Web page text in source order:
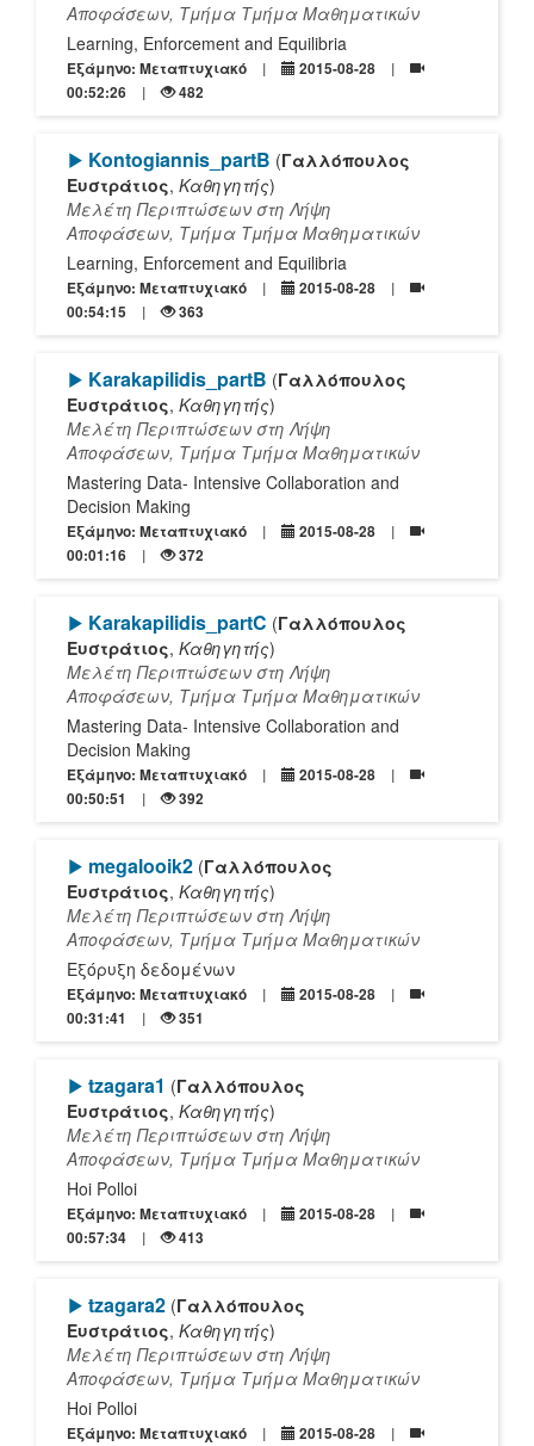
Αποφάσεων, Τμήμα Τμήμα Μαθηματικών
Learning, Enforcement and Equilibria
Εξάμηνο: Μεταπτυχιακό
2015-08-28
00:52:26
482
[Play]
Kontogiannis_partB (Γαλλόπουλος
Ευστράτιος, Καθηγητής)
Μελέτη Περιπτώσεων στη Λήψη
Αποφάσεων, Τμήμα Τμήμα Μαθηματικών
Learning, Enforcement and Equilibria
Εξάμηνο: Μεταπτυχιακό
2015-08-28
00:54:15
363
[Play]
Karakapilidis_partΒ (Γαλλόπουλος
Ευστράτιος, Καθηγητής)
Μελέτη Περιπτώσεων στη Λήψη
Αποφάσεων, Τμήμα Τμήμα Μαθηματικών
Mastering Data- Intensive Collaboration and
Decision Making
Εξάμηνο: Μεταπτυχιακό
2015-08-28
00:01:16
372
[Play]
Karakapilidis_partC (Γαλλόπουλος
Ευστράτιος, Καθηγητής)
Μελέτη Περιπτώσεων στη Λήψη
Αποφάσεων, Τμήμα Τμήμα Μαθηματικών
Mastering Data- Intensive Collaboration and
Decision Making
Εξάμηνο: Μεταπτυχιακό
2015-08-28
00:50:51
392
[Play]
megalooik2 (Γαλλόπουλος
Ευστράτιος, Καθηγητής)
Μελέτη Περιπτώσεων στη Λήψη
Αποφάσεων, Τμήμα Τμήμα Μαθηματικών
Εξόρυξη δεδομένων
Εξάμηνο: Μεταπτυχιακό
2015-08-28
00:31:41
351
[Play]
tzagara1 (Γαλλόπουλος
Ευστράτιος, Καθηγητής)
Μελέτη Περιπτώσεων στη Λήψη
Αποφάσεων, Τμήμα Τμήμα Μαθηματικών
Hoi Polloi
Εξάμηνο: Μεταπτυχιακό
2015-08-28
00:57:34
413
[Play]
tzagara2 (Γαλλόπουλος
Ευστράτιος, Καθηγητής)
Μελέτη Περιπτώσεων στη Λήψη
Αποφάσεων, Τμήμα Τμήμα Μαθηματικών
Hoi Polloi
Εξάμηνο: Μεταπτυχιακό
2015-08-28